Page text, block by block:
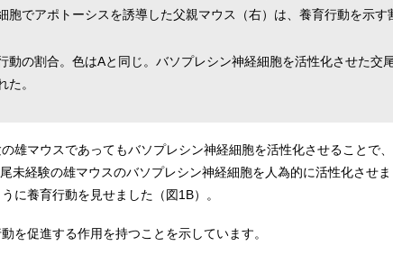
でアポトーシスを誘導した父親マウス（右）は、養育行動を示す
の割合。色はAと同じ。バソプレシン神経細胞を活性化させた交
。
雄マウスであってもバソプレシン神経細胞を活性化させることで
未経験の雄マウスのバソプレシン神経細胞を人為的に活性化させ
に養育行動を見せました（図1B）。
を促進する作用を持つことを示しています。